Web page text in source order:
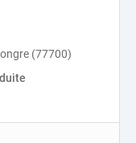
(77700)